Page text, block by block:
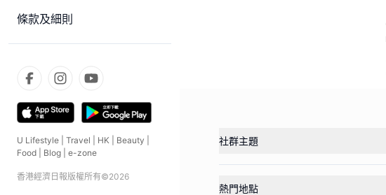
條款及細則
U Lifestyle Travel HK Beauty
Food
Blog e-zone
香港經濟日報版權所有©2026
社群主題
熱門地點